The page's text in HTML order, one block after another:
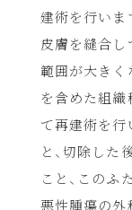
建術を行いま
皮膚を縫合し
範囲が大きく
を含めた組織
て再建術を行
と、切除した
こと、このふ
悪性腫瘍の外